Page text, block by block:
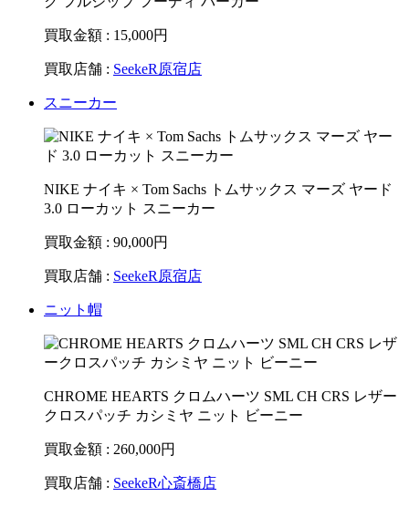
買取金額 : 15,000円
買取店舗 : SeekeR原宿店
スニーカー
NIKE ナイキ × Tom Sachs トムサックス マーズ ヤード
3.0 ローカット スニーカー
買取金額 : 90,000円
買取店舗 : SeekeR原宿店
ニット帽
CHROME HEARTS クロムハーツ SML CH CRS レザー
クロスパッチ カシミヤ ニット ビーニー
買取金額 : 260,000円
買取店舗 : SeekeR心斎橋店